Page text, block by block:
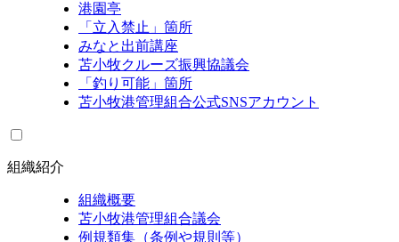
港園亭
「立入禁止」箇所
みなと出前講座
苫小牧クルーズ振興協議会
「釣り可能」箇所
苫小牧港管理組合公式SNSアカウント
組織紹介
組織概要
苫小牧港管理組合議会
例規類集（条例や規則等）